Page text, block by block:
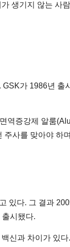
생기지 않는 사
가 1986년 출
증강제 알룸
사를 맞아야
있다. 그 결과
출시됐다.
신과 차이가 있